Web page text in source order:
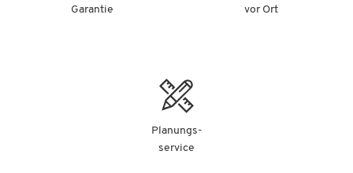
Garantie
vor Ort
Planungs-
service